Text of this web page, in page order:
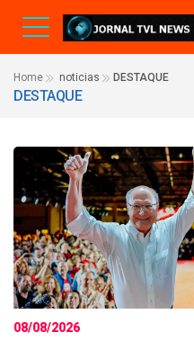
Home noticias DESTAQUE
DESTAQUE
08/08/2026